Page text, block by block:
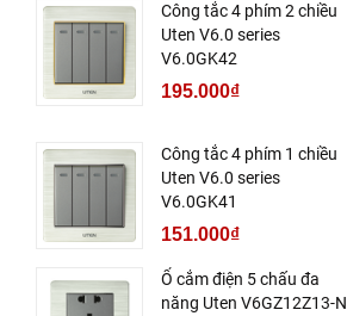
Công tắc 4 phím 2 chiều
Uten V6.0 series
V6.0GK42
195.000₫
Công tắc 4 phím 1 chiều
Uten V6.0 series
V6.0GK41
151.000₫
Ổ cắm điện 5 chấu đa
năng Uten V6GZ12Z13-N